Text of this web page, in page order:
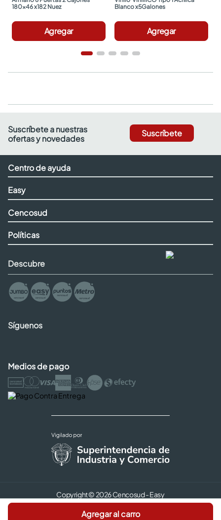
Agregar al carro
180x46 x182 Nuez
Agregar
Blanco x5Galones
Agregar
Suscríbete a nuestras
ofertas y novedades
Suscríbete
Centro de ayuda
Easy
Cencosud
Políticas
Descubre
Síguenos
Medios de pago
Copyright © 2026 Cencosud - Easy
Términos y Condiciones |
Seguridad y Privacidad |